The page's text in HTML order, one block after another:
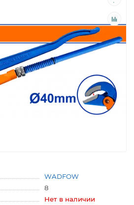
WADFOW
8
Нет в наличии